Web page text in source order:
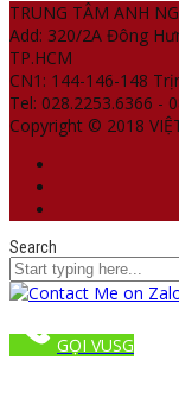
TRUNG TÂM ANH
Add: 320/2A Đông
TP.HCM
CN1: 144-146-148
Tel: 028.2253.6366 -
Copyright © 2018
Search
GỌI VUSG